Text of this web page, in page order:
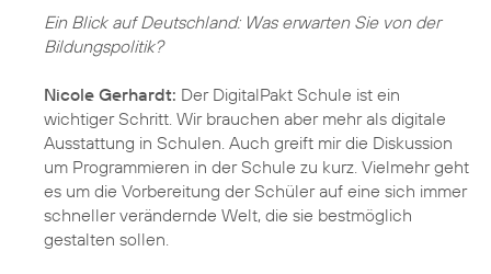
Ein Blick auf Deutschland: Was erwarten Sie von der
Bildungspolitik?
Nicole Gerhardt: Der DigitalPakt Schule ist ein
wichtiger Schritt. Wir brauchen aber mehr als digitale
Ausstattung in Schulen. Auch greift mir die Diskussion
um Programmieren in der Schule zu kurz. Vielmehr geht
es um die Vorbereitung der Schüler auf eine sich immer
schneller verändernde Welt, die sie bestmöglich
gestalten sollen.